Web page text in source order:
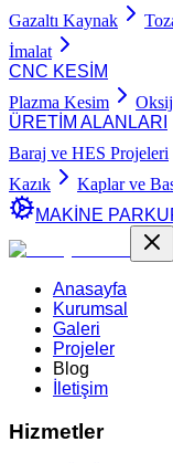
Gazaltı Kaynak
İmalat
CNC KESİM
Plazma Kesim
ÜRETİM ALANLARI
Baraj ve HES Projeleri
Kazık
Kaplar ve
MAKİNE
Anasayfa
Kurumsal
Galeri
Projeler
Blog
İletişim
Hizmetler